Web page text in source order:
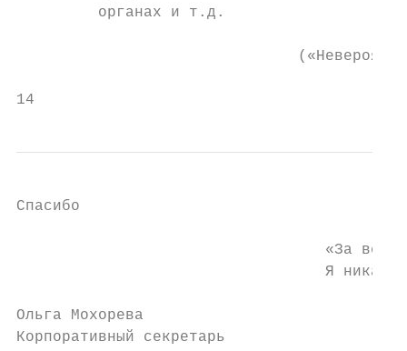
         органах и т.д.
14
Спасибо
«За
Я
Ольга Мохорева
Корпоративный секретарь